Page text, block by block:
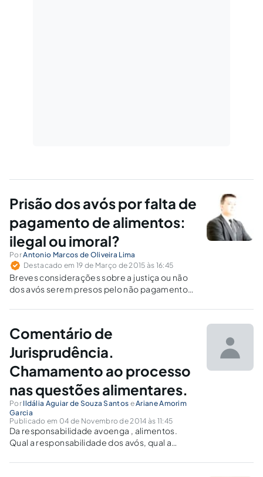
Prisão dos avós por falta de
pagamento de alimentos:
ilegal ou imoral?
PorAntonio Marcos de Oliveira Lima
Destacado em 19 de Março de 2015 às 16:45
Breves considerações sobre a justiça ou não
dos avós serem presos pelo não pagamento
Comentário de
Jurisprudência.
Chamamento ao processo
nas questões alimentares.
Por Ildália Aguiar de Souza Santos eAriane Amorim
Garcia
Publicado em 04 de Novembro de 2014 às 11:45
Da responsabilidade avoenga , alimentos.
Qual a responsabilidade dos avós, qual a
complementar e sucessiva? Do litisconsórcio.